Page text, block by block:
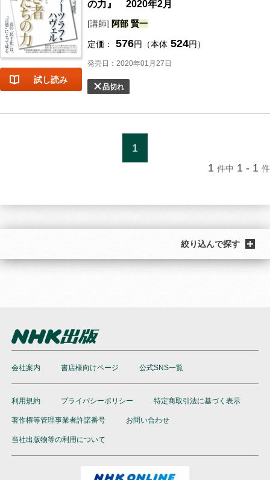
試し読み
の力』 2020年2月
[講師] 阿部 賢一
定価： 576円（本体 524円）
発売日：2020年01月27日
品切れ
1
1 件中 1 - 1 件
絞り込んで探す
会社案内 書店様向けページ 公式SNS一覧
利用規約 プライバシーポリシー 特定商取引法に基づく表示
著作権等管理事業者許諾番号 お問い合わせ
当社出版物等の利用について